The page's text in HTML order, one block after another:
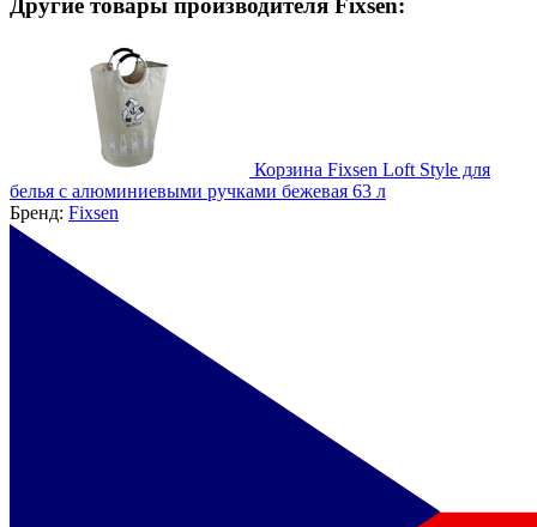
Другие товары производителя Fixsen:
Корзина Fixsen Loft Style для
белья с алюминиевыми ручками бежевая 63 л
Бренд: Fixsen